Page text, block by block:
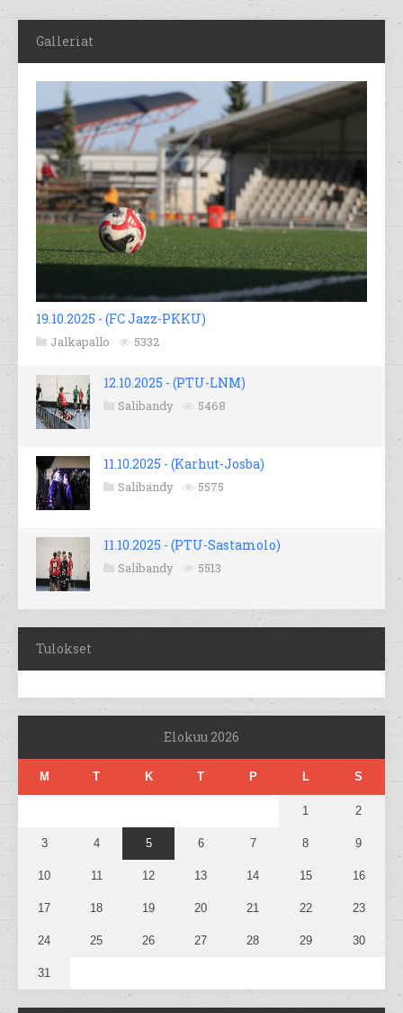
Galleriat
19.10.2025 - (FC Jazz-PKKU)
Jalkapallo 5332
12.10.2025 - (PTU-LNM)
Salibandy 5468
11.10.2025 - (Karhut-Josba)
Salibandy 5575
11.10.2025 - (PTU-Sastamolo)
Salibandy 5513
Tulokset
Elokuu 2026
M T K T P L S
1 2
3 4 5 6 7 8 9
10 11 12 13 14 15 16
17 18 19 20 21 22 23
24 25 26 27 28 29 30
31